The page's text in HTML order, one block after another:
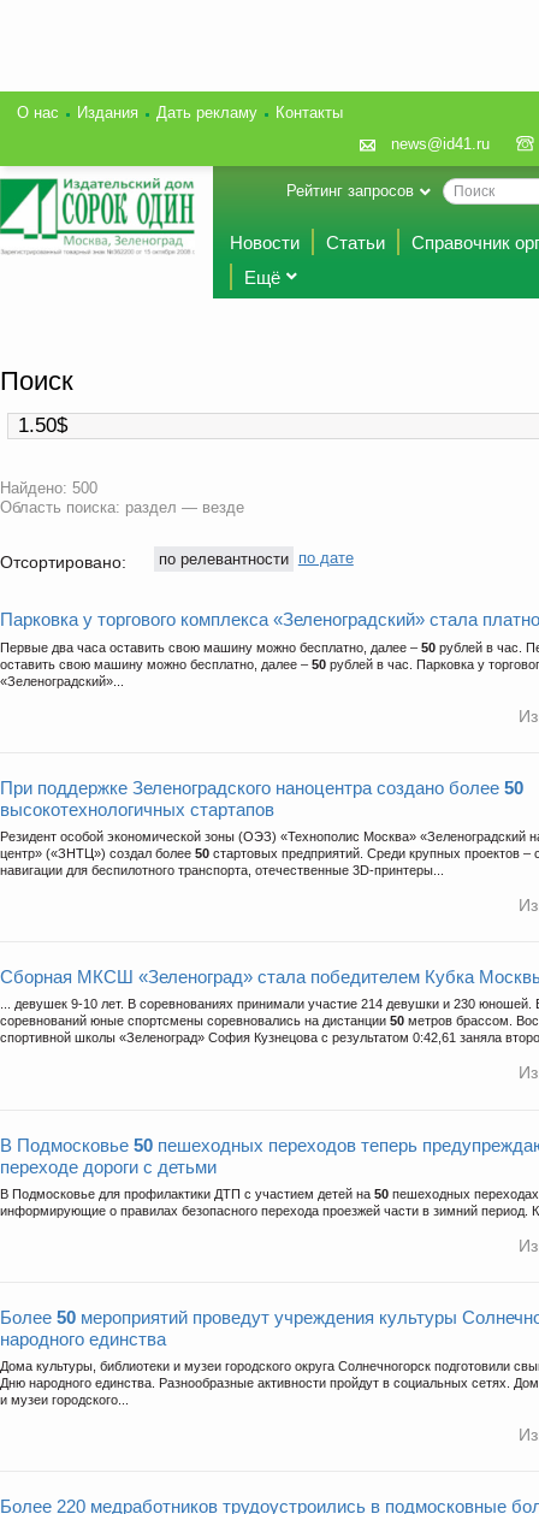
О нас Издания Дать рекламу
Контакты
news@id41.ru
Рейтинг запросов
Новости Статьи
Справочник
Ещё
Поиск
Найдено: 500
Область поиска: раздел — везде
Отсортировано: по релевантности по дате
Парковка у торгового комплекса «Зеленоградский» стала
Первые два часа оставить свою машину можно бесплатно, далее – 50 рублей в час.
оставить свою машину можно бесплатно, далее – 50 рублей в час. Парковка у
«Зеленоградский»...
При поддержке Зеленоградского наноцентра создано более 50
высокотехнологичных стартапов
Резидент особой экономической зоны (ОЭЗ) «Технополис Москва» «Зеленоградский
центр» («ЗНТЦ») создал более 50 стартовых предприятий. Среди крупных проектов –
навигации для беспилотного транспорта, отечественные 3D-принтеры...
Сборная МКСШ «Зеленоград» стала победителем Кубка
... девушек 9-10 лет. В соревнованиях принимали участие 214 девушки и 230 юношей.
соревнований юные спортсмены соревновались на дистанции 50 метров брассом.
спортивной школы «Зеленоград» София Кузнецова с результатом 0:42,61 заняла
В Подмосковье 50 пешеходных переходов теперь
переходе дороги с детьми
В Подмосковье для профилактики ДТП с участием детей на 50 пешеходных
информирующие о правилах безопасного перехода проезжей части в зимний период.
Более 50 мероприятий проведут учреждения культуры
народного единства
Дома культуры, библиотеки и музеи городского округа Солнечногорск подготовили
Дню народного единства. Разнообразные активности пройдут в социальных сетях.
и музеи городского...
Более 220 медработников трудоустроились в подмосковные